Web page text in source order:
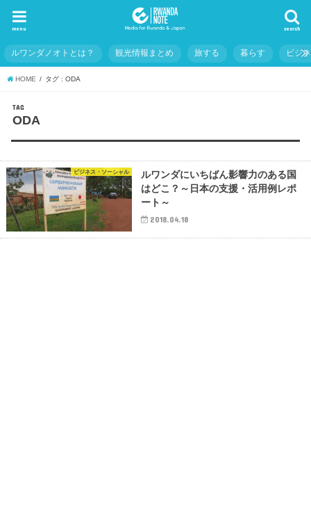
search
menu
ルワンダノオトとは？ 観光情報まとめ 旅する 暮らす ビジ
HOME タグ : ODA
TAG
ODA
ビジネス・ソーシャル
ルワンダにいちばん影響力のある国
はどこ？～日本の支援・活用例レポ
ート～
2018.04.18